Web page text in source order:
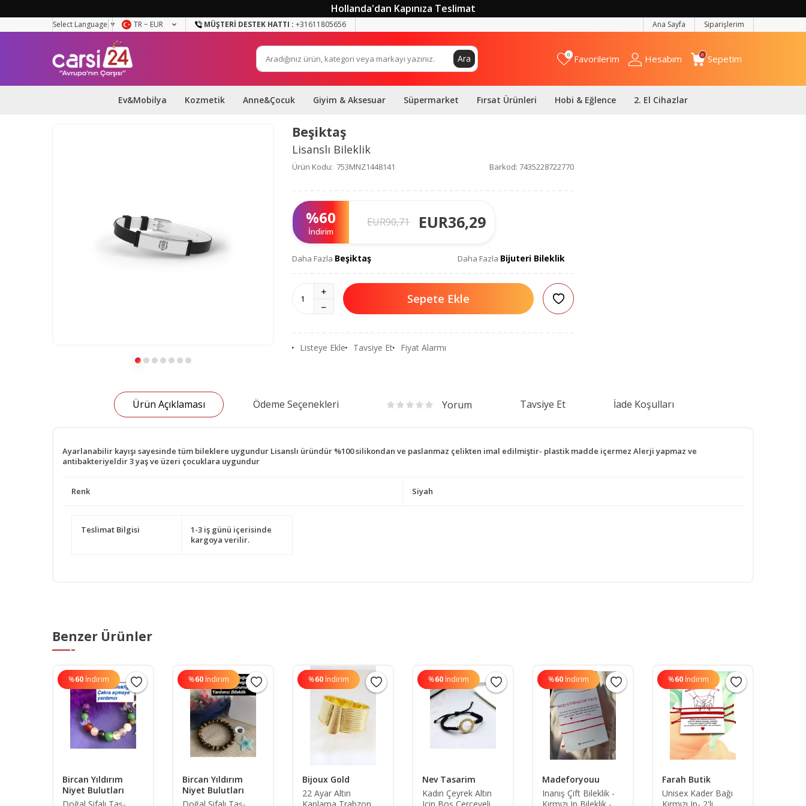
Hollanda'dan Kapınıza Teslimat
Select Language ▼ TR − EUR MÜŞTERI DESTEK HATTI : +31611805656 Ana Sayfa Siparişlerim
Ara 0 Favorilerim Hesabım 0 Sepetim
Ev&Mobilya Kozmetik Anne&Çocuk Giyim & Aksesuar Süpermarket Fırsat Ürünleri Hobi & Eğlence 2. El Cihazlar
Beşiktaş
Lisanslı Bileklik
Ürün Kodu: 753MNZ1448141 Barkod: 7435228722770
%60
İndirim
EUR90,71 EUR36,29
Daha Fazla Beşiktaş Daha Fazla Bijuteri Bileklik
Sepete Ekle
Listeye Ekle Tavsiye Et Fiyat Alarmı
Ürün Açıklaması Ödeme Seçenekleri Yorum Tavsiye Et İade Koşulları
Ayarlanabilir kayışı sayesinde tüm bileklere uygundur Lisanslı üründür %100 silikondan ve paslanmaz çelikten imal edilmiştir- plastik madde içermez Alerji yapmaz ve
antibakteriyeldir 3 yaş ve üzeri çocuklara uygundur
Renk Siyah
Teslimat Bilgisi
1-3 iş günü içerisinde
kargoya verilir.
Benzer Ürünler
%60 İndirim
Bircan Yıldırım
Niyet Bulutları
Doğal Şifalı Taş-
%60 İndirim
Bircan Yıldırım
Niyet Bulutları
Doğal Şifalı Taş-
%60 İndirim
Bijoux Gold
22 Ayar Altın
Kaplama Trabzon
%60 İndirim
Nev Tasarim
Kadın Çeyrek Altın
Için Boş Çerçeveli
%60 İndirim
Madeforyouu
Inanış Çift Bileklik -
Kırmızı Ip Bileklik -
%60 İndirim
Farah Butik
Unisex Kader Bağı
Kırmızı Ip- 2'li